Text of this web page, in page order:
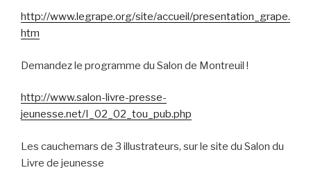
http://www.legrape.org/site/accueil/presentation_grape.
htm
Demandez le programme du Salon de Montreuil !
http://www.salon-livre-presse-
jeunesse.net/I_02_02_tou_pub.php
Les cauchemars de 3 illustrateurs, sur le site du Salon du
Livre de jeunesse